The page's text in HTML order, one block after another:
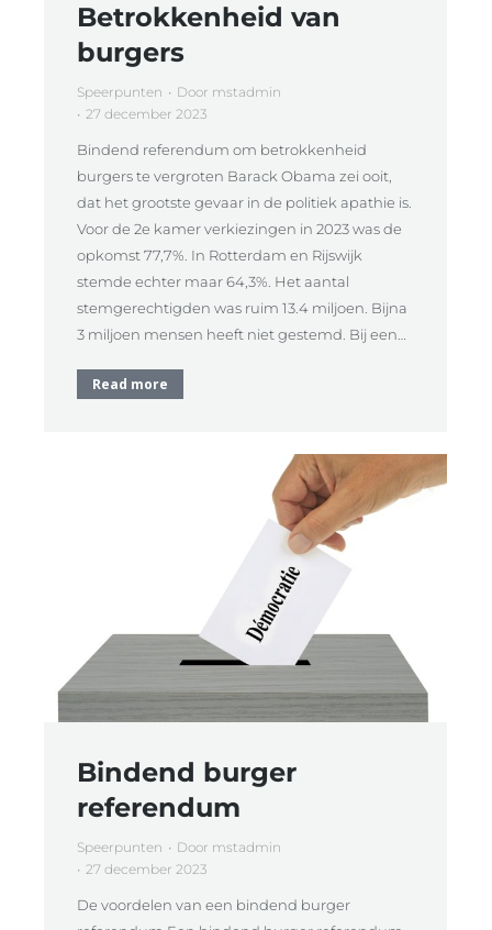
Betrokkenheid van
burgers
Speerpunten Door mstadmin
27 december 2023
Bindend referendum om betrokkenheid
burgers te vergroten Barack Obama zei ooit,
dat het grootste gevaar in de politiek apathie is.
Voor de 2e kamer verkiezingen in 2023 was de
opkomst 77,7%. In Rotterdam en Rijswijk
stemde echter maar 64,3%. Het aantal
stemgerechtigden was ruim 13.4 miljoen. Bijna
3 miljoen mensen heeft niet gestemd. Bij een…
Read more
Bindend burger
referendum
Speerpunten Door mstadmin
27 december 2023
De voordelen van een bindend burger